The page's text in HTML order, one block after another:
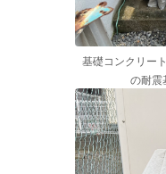
基礎コンクリー
の耐震